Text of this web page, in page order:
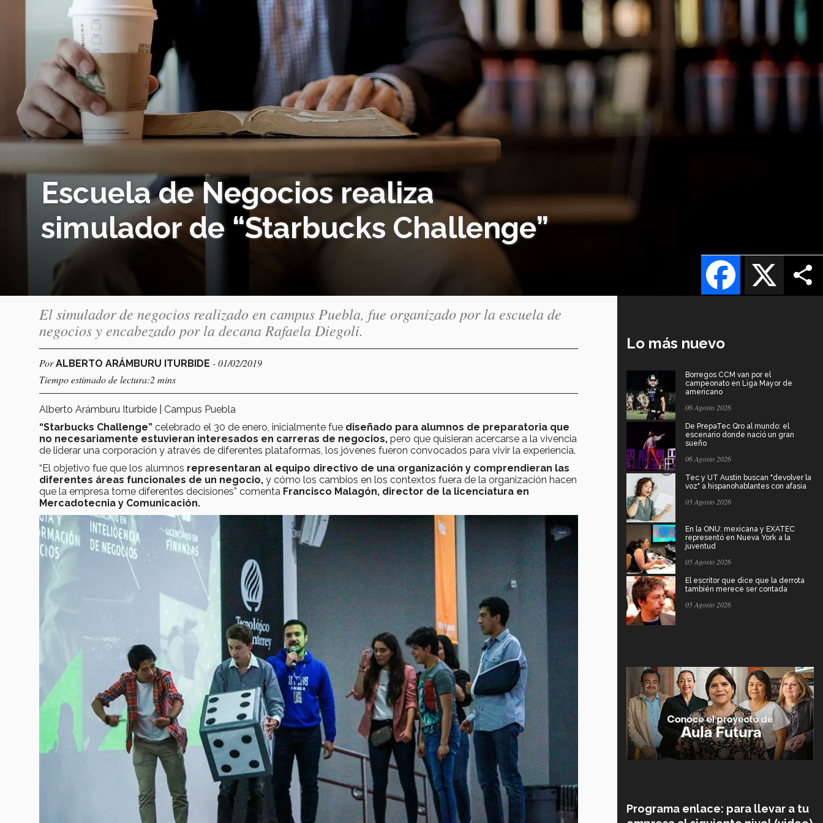
Escuela de Negocios realiza
simulador de “Starbucks Challenge”
X
Facebook
El simulador de negocios realizado en campus Puebla, fue organizado por la escuela de
negocios y encabezado por la decana Rafaela Diegoli.
PorALBERTO ARÁMBURU ITURBIDE - 01/02/2019
Tiempo estimado de lectura:2 mins
Alberto Arámburu Iturbide | Campus Puebla
“Starbucks Challenge” celebrado el 30 de enero, inicialmente fue diseñado para alumnos de preparatoria que
no necesariamente estuvieran interesados en carreras de negocios, pero que quisieran acercarse a la vivencia
de liderar una corporación y através de diferentes plataformas, los jóvenes fueron convocados para vivir la experiencia.
“El objetivo fue que los alumnos representaran al equipo directivo de una organización y comprendieran las
diferentes áreas funcionales de un negocio, y cómo los cambios en los contextos fuera de la organización hacen
que la empresa tome diferentes decisiones” comenta Francisco Malagón, director de la licenciatura en
Mercadotecnia y Comunicación.
Lo más nuevo
Borregos CCM van por el
campeonato en Liga Mayor de
americano
06 Agosto 2026
De PrepaTec Qro al mundo: el
escenario donde nació un gran
sueño
06 Agosto 2026
Tec y UT Austin buscan "devolver la
voz" a hispanohablantes con afasia
05 Agosto 2026
En la ONU: mexicana y EXATEC
representó en Nueva York a la
juventud
05 Agosto 2026
El escritor que dice que la derrota
también merece ser contada
05 Agosto 2026
Programa enlace: para llevar a tu